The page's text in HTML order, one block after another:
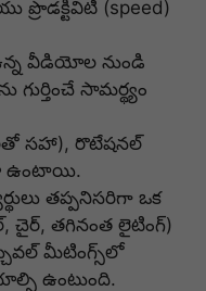
ప్రొడక్టివిటీ (speed)
వీడియోల నుండి
సామర్థ్యం
సహా), రొటేషనల్
ఉంటాయి.
తప్పనిసరిగా ఒక
చైర్, తగినంత లైటింగ్)
మీటింగ్స్‌లో
ఉంటుంది.